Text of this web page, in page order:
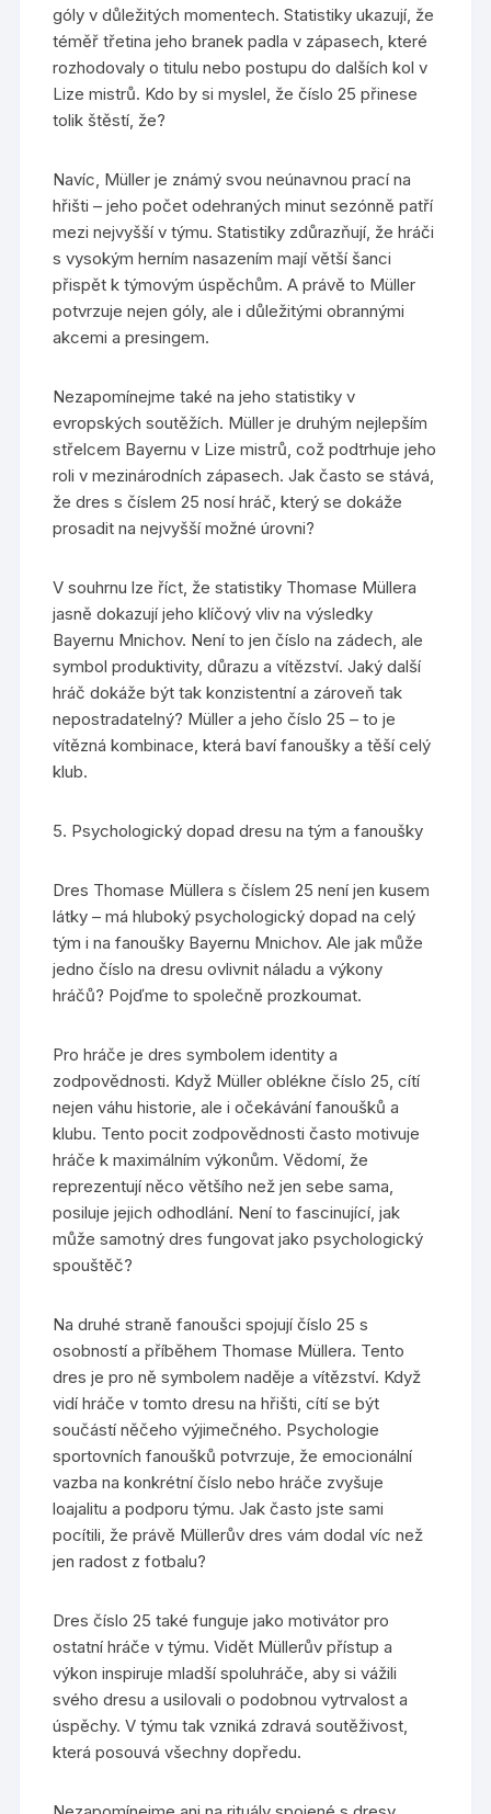
góly v důležitých momentech. Statistiky ukazují, že
téměř třetina jeho branek padla v zápasech, které
rozhodovaly o titulu nebo postupu do dalších kol v
Lize mistrů. Kdo by si myslel, že číslo 25 přinese
tolik štěstí, že?
Navíc, Müller je známý svou neúnavnou prací na
hřišti – jeho počet odehraných minut sezónně patří
mezi nejvyšší v týmu. Statistiky zdůrazňují, že hráči
s vysokým herním nasazením mají větší šanci
přispět k týmovým úspěchům. A právě to Müller
potvrzuje nejen góly, ale i důležitými obrannými
akcemi a presingem.
Nezapomínejme také na jeho statistiky v
evropských soutěžích. Müller je druhým nejlepším
střelcem Bayernu v Lize mistrů, což podtrhuje jeho
roli v mezinárodních zápasech. Jak často se stává,
že dres s číslem 25 nosí hráč, který se dokáže
prosadit na nejvyšší možné úrovni?
V souhrnu lze říct, že statistiky Thomase Müllera
jasně dokazují jeho klíčový vliv na výsledky
Bayernu Mnichov. Není to jen číslo na zádech, ale
symbol produktivity, důrazu a vítězství. Jaký další
hráč dokáže být tak konzistentní a zároveň tak
nepostradatelný? Müller a jeho číslo 25 – to je
vítězná kombinace, která baví fanoušky a těší celý
klub.
5. Psychologický dopad dresu na tým a fanoušky
Dres Thomase Müllera s číslem 25 není jen kusem
látky – má hluboký psychologický dopad na celý
tým i na fanoušky Bayernu Mnichov. Ale jak může
jedno číslo na dresu ovlivnit náladu a výkony
hráčů? Pojďme to společně prozkoumat.
Pro hráče je dres symbolem identity a
zodpovědnosti. Když Müller oblékne číslo 25, cítí
nejen váhu historie, ale i očekávání fanoušků a
klubu. Tento pocit zodpovědnosti často motivuje
hráče k maximálním výkonům. Vědomí, že
reprezentují něco většího než jen sebe sama,
posiluje jejich odhodlání. Není to fascinující, jak
může samotný dres fungovat jako psychologický
spouštěč?
Na druhé straně fanoušci spojují číslo 25 s
osobností a příběhem Thomase Müllera. Tento
dres je pro ně symbolem naděje a vítězství. Když
vidí hráče v tomto dresu na hřišti, cítí se být
součástí něčeho výjimečného. Psychologie
sportovních fanoušků potvrzuje, že emocionální
vazba na konkrétní číslo nebo hráče zvyšuje
loajalitu a podporu týmu. Jak často jste sami
pocítili, že právě Müllerův dres vám dodal víc než
jen radost z fotbalu?
Dres číslo 25 také funguje jako motivátor pro
ostatní hráče v týmu. Vidět Müllerův přístup a
výkon inspiruje mladší spoluhráče, aby si vážili
svého dresu a usilovali o podobnou vytrvalost a
úspěchy. V týmu tak vzniká zdravá soutěživost,
která posouvá všechny dopředu.